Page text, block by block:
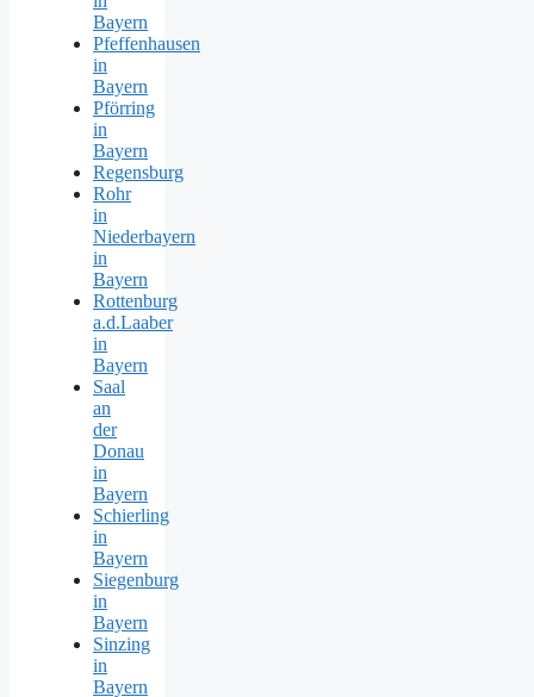
Bayern
Pfeffenhausen
in
Bayern
Pförring
in
Bayern
Regensburg
Rohr
in
Niederbayern
in
Bayern
Rottenburg
a.d.Laaber
in
Bayern
Saal
an
der
Donau
in
Bayern
Schierling
in
Bayern
Siegenburg
in
Bayern
Sinzing
in
Bayern